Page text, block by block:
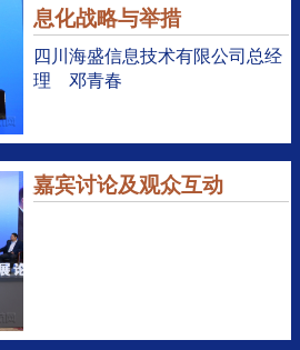
息化战略与举措
四川海盛信息技术有限公司总经
理 邓青春
嘉宾讨论及观众互动